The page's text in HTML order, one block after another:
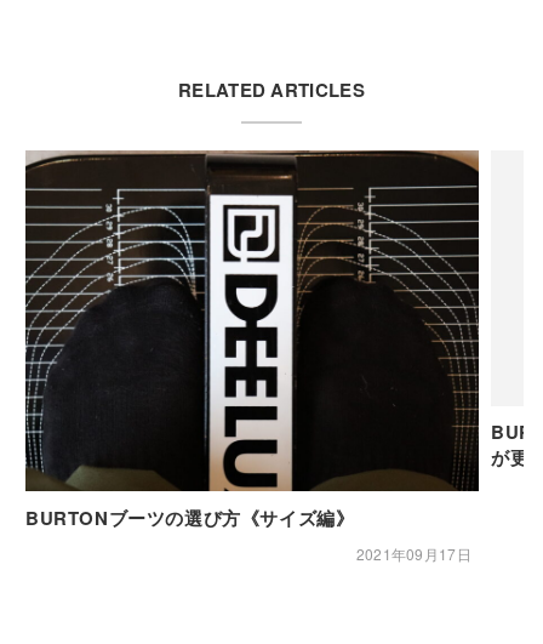
RELATED ARTICLES
BURTONブーツの選び方《サイズ編》
2021年09月17日
が更